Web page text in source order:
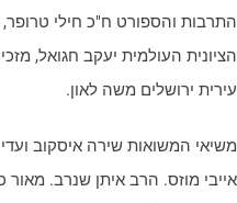
והספורט ח"כ חילי
העולמית יעקב חגואל,
ירושלים משה לאון.
המשואות שירה איסקוב ועדי
מוזס. הרב איתן שנרב.